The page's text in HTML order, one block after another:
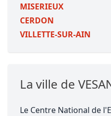
MISERIEUX
CERDON
VILLETTE-SUR-AIN
La ville de
Le Centre National de